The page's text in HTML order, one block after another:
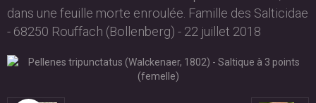
dans une feuille morte enroulée. Famille des Salticidae
- 68250 Rouffach (Bollenberg) - 22 juillet 2018